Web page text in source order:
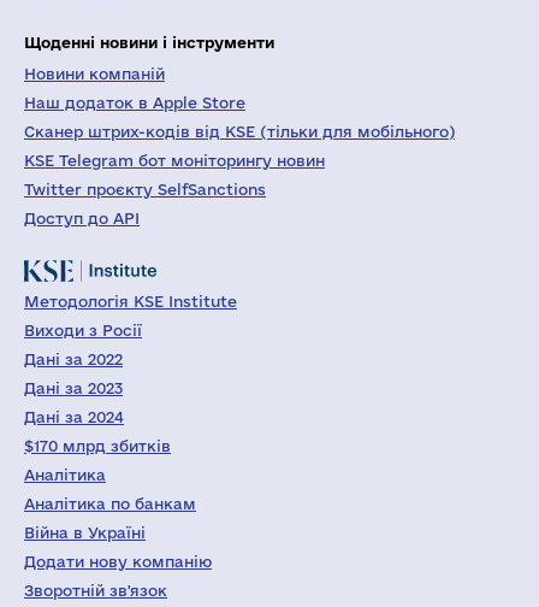
Щоденні новини і інструменти
Новини компаній
Наш додаток в Apple Store
Сканер штрих-кодів від KSE (тільки для мобільного)
KSE Telegram бот моніторингу новин
Twitter проєкту SelfSanctions
Доступ до API
Методологія KSE Institute
Виходи з Росії
Дані за 2022
Дані за 2023
Дані за 2024
$170 млрд збитків
Аналітика
Аналітика по банкам
Війна в Україні
Додати нову компанію
Зворотній зв'язок